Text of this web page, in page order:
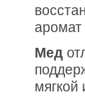
Мед
мягкой